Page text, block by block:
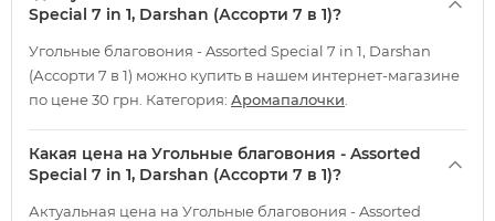
Special 7 in 1, Darshan (Ассорти 7 в 1)?
Угольные благовония - Assorted Special 7 in 1, Darshan
(Ассорти 7 в 1) можно купить в нашем интернет-магазине
по цене 30 грн. Категория: Аромапалочки
Какая цена на Угольные благовония - Assorted
Special 7 in 1, Darshan (Ассорти 7 в 1)?
Актуальная цена на Угольные благовония - Assorted